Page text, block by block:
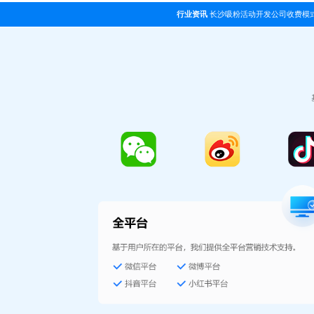
行业资讯 长沙吸粉活动开发公司收费模